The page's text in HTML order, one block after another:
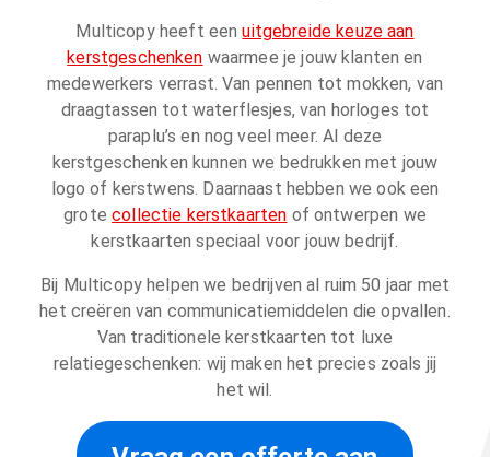
Multicopy heeft eenuitgebreide keuze aan
kerstgeschenken waarmee je jouw klanten en
medewerkers verrast. Van pennen tot mokken, van
draagtassen tot waterflesjes, van horloges tot
paraplu’s en nog veel meer. Al deze
kerstgeschenken kunnen we bedrukken met jouw
logo of kerstwens. Daarnaast hebben we ook een
grotecollectie kerstkaarten of ontwerpen we
kerstkaarten speciaal voor jouw bedrijf.
Bij Multicopy helpen we bedrijven al ruim 50 jaar met
het creëren van communicatiemiddelen die opvallen.
Van traditionele kerstkaarten tot luxe
relatiegeschenken: wij maken het precies zoals jij
het wil.